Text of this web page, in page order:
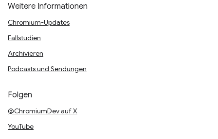
Weitere Informationen
Chromium-Updates
Fallstudien
Archivieren
Podcasts und Sendungen
Folgen
@ChromiumDev auf X
YouTube